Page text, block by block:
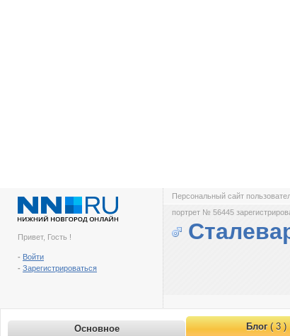
Привет, Гость !
- Войти
- Зарегистрироваться
Персональный сайт
портрет № 56445
Основное Блог( 3 )